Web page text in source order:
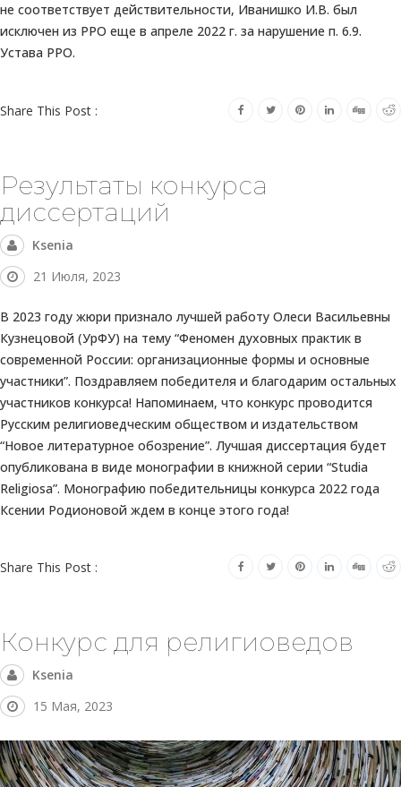
не соответствует действительности, Иванишко И.В. был
исключен из РРО еще в апреле 2022 г. за нарушение п. 6.9.
Устава РРО.
Share This Post :
Результаты конкурса
диссертаций
Ksenia
21 Июля, 2023
В 2023 году жюри признало лучшей работу Олеси Васильевны
Кузнецовой (УрФУ) на тему “Феномен духовных практик в
современной России: организационные формы и основные
участники”. Поздравляем победителя и благодарим остальных
участников конкурса! Напоминаем, что конкурс проводится
Русским религиоведческим обществом и издательством
“Новое литературное обозрение”. Лучшая диссертация будет
опубликована в виде монографии в книжной серии “Studia
Religiosa”. Монографию победительницы конкурса 2022 года
Ксении Родионовой ждем в конце этого года!
Share This Post :
Конкурс для религиоведов
Ksenia
15 Мая, 2023